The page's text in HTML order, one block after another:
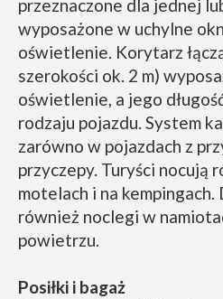
przeznaczone dla jednej
wyposażone w uchylne
oświetlenie. Korytarz
szerokości ok. 2 m)
oświetlenie, a jego
rodzaju pojazdu. System
zarówno w pojazdach z
przyczepy. Turyści nocują
motelach i na kempingach.
również noclegi w
powietrzu.
Posiłki i bagaż